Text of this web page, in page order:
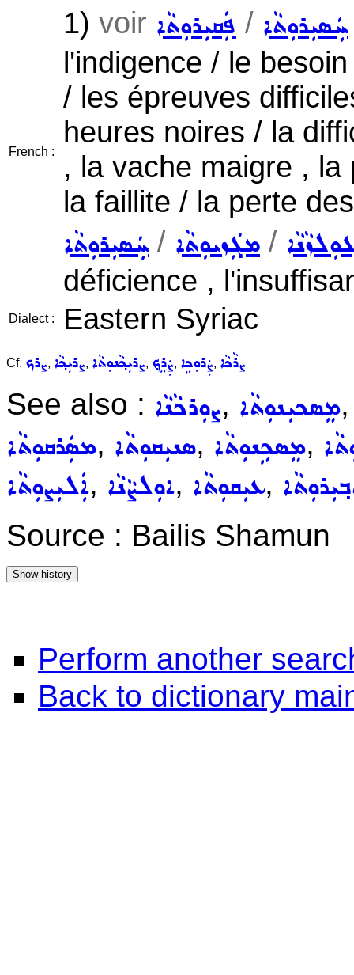
French :
1) voir ܦܲܩܝܼܪܘܼܬܵܐ / ܚܲܣܝܼܪܘܼܬܵܐ
l'indigence / le
/ les épreuves
heures noires / la
, la vache maigre ,
la faillite / la perte
ܚܲܣܝܼܪܘܼܬܵܐ / ܡܓܲܙܝܘܼܬܵܐ /
déficience ,
Dialect : Eastern Syriac
Cf. ܨܪܟ, ܨܪܝܼܟ݂ܵܐ, ܨܪܝܼܟ݂ܵܢܘܼܬܵܐ, ܨܲܪܸܟ݂, ܨܲܪܘܼܟܹܐ, ܨܪܵܟܵܐ
See also : ܨܘܼܪܟܵܢܵܐ, ܡܸܣܟܝܼܢܘܼܬܵܐ
ܡܣܲܪܩܘܼܬܵܐ, ܣܢܝܼܩܘܼܬܵܐ, ܡܸܣܟܹܢܘܼܬܵܐ,
ܐܲܠܝܼܨܘܼܬܵܐ, ܐܘܼܠܨܵܢܵܐ, ܥܝܼܩܘܼܬܵܐ,
Source : Bailis Shamun
Perform another
Back to dictionary